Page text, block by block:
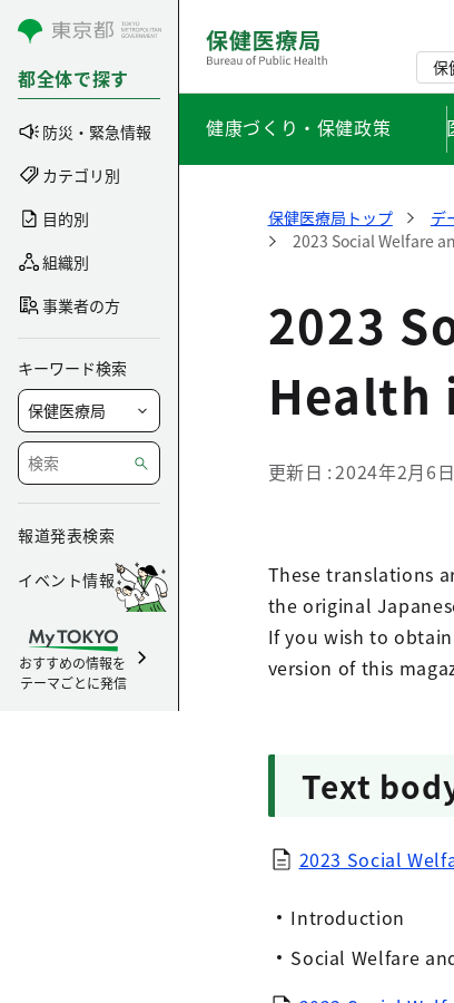
コンテンツにスキップ
都全体で探す
防災・緊急情報
カテゴリ別
目的別
組織別
事業者の方
キーワード検索
報道発表検索
イベント情報
おすすめの情報を
テーマごとに発信
保
健康づくり・保健政策
保健医療局トップ デ
2023 Social Welfare
2023
Health
更新日 2024年2月6日
These translations
the original
If you wish to
version of this
Text
2023 Social
Introduction
Social Welfare